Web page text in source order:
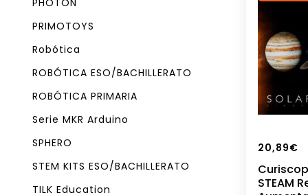
20,89€
STEAM
PHOTON
PRIMOTOYS
Robótica
ROBÓTICA ESO/BACHILLERATO
ROBÓTICA PRIMARIA
Serie MKR Arduino
SPHERO
STEM KITS ESO/BACHILLERATO
TILK Education